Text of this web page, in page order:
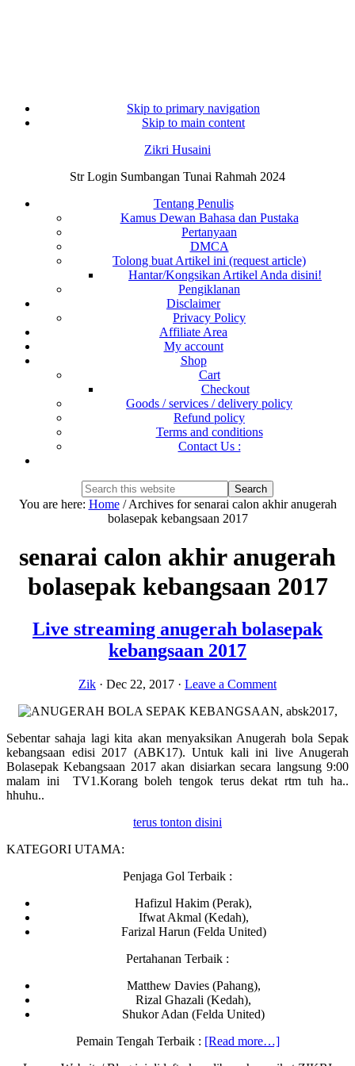
Skip to primary navigation
Skip to main content
Zikri Husaini
Str Login Sumbangan Tunai Rahmah 2024
Tentang Penulis
Kamus Dewan Bahasa dan Pustaka
Pertanyaan
DMCA
Tolong buat Artikel ini (request article)
Hantar/Kongsikan Artikel Anda disini!
Pengiklanan
Disclaimer
Privacy Policy
Affiliate Area
My account
Shop
Cart
Checkout
Goods / services / delivery policy
Refund policy
Terms and conditions
Contact Us :
Search
this
website
Hide
Search
You are here: Home /Archives for senarai calon akhir anugerah
bolasepak kebangsaan 2017
senarai calon akhir anugerah
bolasepak kebangsaan 2017
Live streaming anugerah bolasepak
kebangsaan 2017
Zik · Dec 22, 2017 · Leave a Comment
Sebentar sahaja lagi kita akan menyaksikan Anugerah bola Sepak
kebangsaan edisi 2017 (ABK17). Untuk kali ini live Anugerah
Bolasepak Kebangsaan 2017 akan disiarkan secara langsung 9:00
malam ini TV1.Korang boleh tengok terus dekat rtm tuh ha..
hhuhu..
terus tonton disini
KATEGORI UTAMA:
Penjaga Gol Terbaik :
Hafizul Hakim (Perak),
Ifwat Akmal (Kedah),
Farizal Harun (Felda United)
Pertahanan Terbaik :
Matthew Davies (Pahang),
Rizal Ghazali (Kedah),
Shukor Adan (Felda United)
Pemain Tengah Terbaik : [Read more…]about